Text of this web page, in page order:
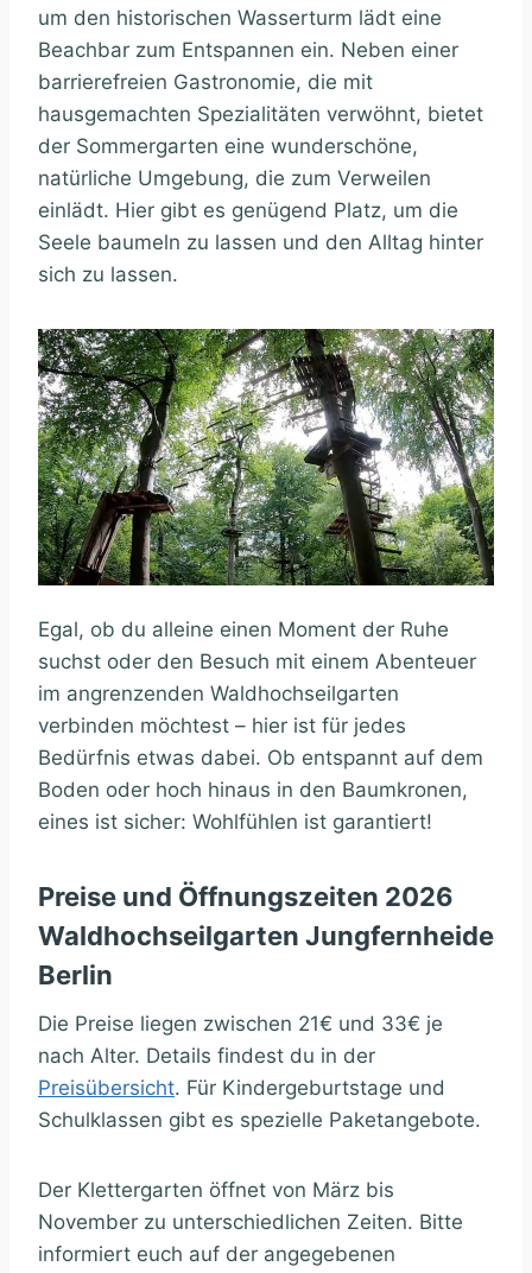
um den historischen Wasserturm lädt eine
Beachbar zum Entspannen ein. Neben einer
barrierefreien Gastronomie, die mit
hausgemachten Spezialitäten verwöhnt, bietet
der Sommergarten eine wunderschöne,
natürliche Umgebung, die zum Verweilen
einlädt. Hier gibt es genügend Platz, um die
Seele baumeln zu lassen und den Alltag hinter
sich zu lassen.
Egal, ob du alleine einen Moment der Ruhe
suchst oder den Besuch mit einem Abenteuer
im angrenzenden Waldhochseilgarten
verbinden möchtest – hier ist für jedes
Bedürfnis etwas dabei. Ob entspannt auf dem
Boden oder hoch hinaus in den Baumkronen,
eines ist sicher: Wohlfühlen ist garantiert!
Preise und Öffnungszeiten 2026
Waldhochseilgarten Jungfernheide
Berlin
Die Preise liegen zwischen 21€ und 33€ je
nach Alter. Details findest du in der
Preisübersicht. Für Kindergeburtstage und
Schulklassen gibt es spezielle Paketangebote.
Der Klettergarten öffnet von März bis
November zu unterschiedlichen Zeiten. Bitte
informiert euch auf der angegebenen